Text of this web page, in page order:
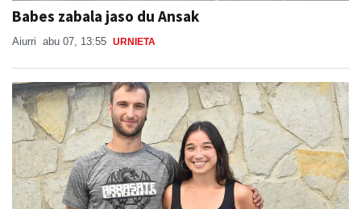
Babes zabala jaso du Ansak
Aiurri abu 07, 13:55 URNIETA